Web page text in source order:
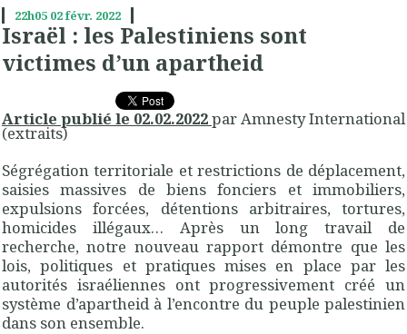
22h05 02févr. 2022
Israël : les Palestiniens sont
victimes d’un apartheid
Article publié le 02.02.2022par Amnesty International
(extraits)
Ségrégation territoriale et restrictions de déplacement,
saisies massives de biens fonciers et immobiliers,
expulsions forcées, détentions arbitraires, tortures,
homicides illégaux… Après un long travail de
recherche, notre nouveau rapport démontre que les
lois, politiques et pratiques mises en place par les
autorités israéliennes ont progressivement créé un
système d’apartheid à l’encontre du peuple palestinien
dans son ensemble.